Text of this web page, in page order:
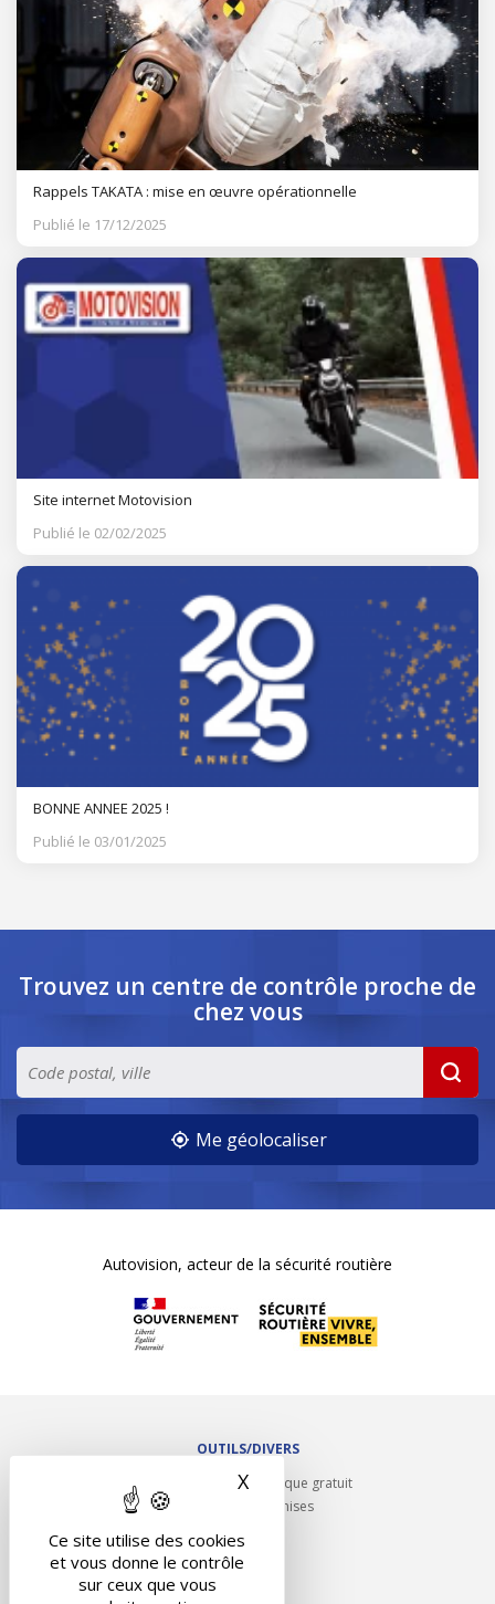
Ce site utilise des cookies
et vous donne le contrôle
sur ceux que vous
X Masquer le bandeau des
Rappels TAKATA : mise en œuvre opérationnelle
Publié le 17/12/2025
Site internet Motovision
Publié le 02/02/2025
BONNE ANNEE 2025 !
Publié le 03/01/2025
Trouvez un centre de contrôle proche de
chez vous
Me géolocaliser
Autovision, acteur de la sécurité routière
OUTILS/DIVERS
Rappel contrôle technique gratuit
Partenariats/Remises
Contact